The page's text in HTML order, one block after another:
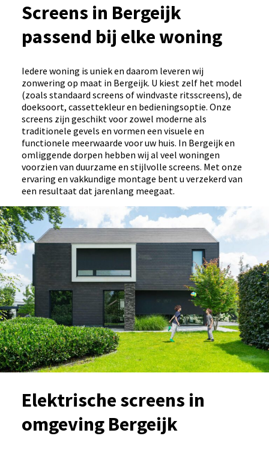
Screens in Bergeijk
passend bij elke woning
Iedere woning is uniek en daarom leveren wij
zonwering op maat in Bergeijk. U kiest zelf het model
(zoals standaard screens of windvaste ritsscreens), de
doeksoort, cassettekleur en bedieningsoptie. Onze
screens zijn geschikt voor zowel moderne als
traditionele gevels en vormen een visuele en
functionele meerwaarde voor uw huis. In Bergeijk en
omliggende dorpen hebben wij al veel woningen
voorzien van duurzame en stijlvolle screens. Met onze
ervaring en vakkundige montage bent u verzekerd van
een resultaat dat jarenlang meegaat.
Elektrische screens in
omgeving Bergeijk